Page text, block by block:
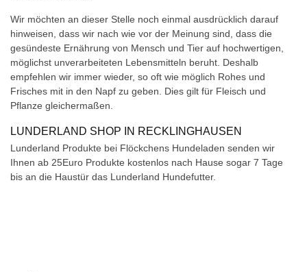
Wir möchten an dieser Stelle noch einmal ausdrücklich darauf
hinweisen, dass wir nach wie vor der Meinung sind, dass die
gesündeste Ernährung von Mensch und Tier auf hochwertigen,
möglichst unverarbeiteten Lebensmitteln beruht. Deshalb
empfehlen wir immer wieder, so oft wie möglich Rohes und
Frisches mit in den Napf zu geben. Dies gilt für Fleisch und
Pflanze gleichermaßen.
LUNDERLAND SHOP IN RECKLINGHAUSEN
Lunderland Produkte bei Flöckchens Hundeladen senden wir
Ihnen ab 25Euro Produkte kostenlos nach Hause sogar 7 Tage
bis an die Haustür das Lunderland Hundefutter.